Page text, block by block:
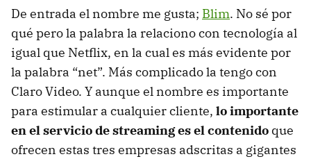
De entrada el nombre me gusta; Blim. No sé por
qué pero la palabra la relaciono con tecnología al
igual que Netflix, en la cual es más evidente por
la palabra “net”. Más complicado la tengo con
Claro Video. Y aunque el nombre es importante
para estimular a cualquier cliente, lo importante
en el servicio de streaming es el contenido que
ofrecen estas tres empresas adscritas a gigantes